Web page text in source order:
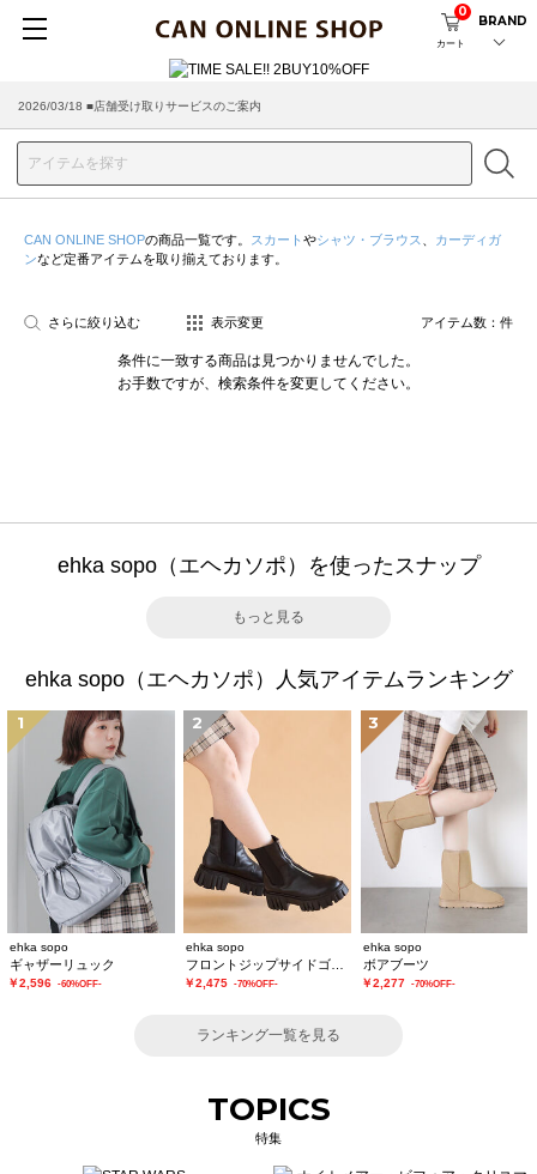
カート
0
BRAND
2026/03/18 ■店舗受け取りサービスのご案内
CAN ONLINE SHOPの商品一覧です。 スカート やシャツ・ブラウス
カーディガ
ンなど定番アイテムを取り揃えております。
さらに絞り込む 表示変更 アイテム数： 件
条件に一致する商品は見つかりませんでした。
お手数ですが、検索条件を変更してください。
ehka sopo（エヘカソポ）を使ったスナップ
もっと見る
ehka sopo（エヘカソポ）人気アイテムランキング
1
ehka sopo
ギャザーリュック
￥2,596 -60%OFF-
2
ehka sopo
￥2,475 -70%OFF-
3
ehka sopo
ボアブーツ
￥2,277 -70%OFF-
ランキング一覧を見る
TOPICS
特集